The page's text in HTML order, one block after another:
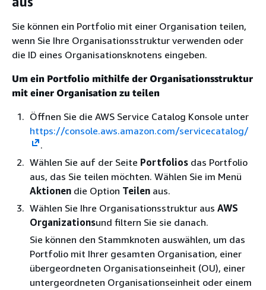
Sie können ein Portfolio mit einer Organisation teilen,
wenn Sie Ihre Organisationsstruktur verwenden oder
die ID eines Organisationsknotens eingeben.
Um ein Portfolio mithilfe der Organisationsstruktur
mit einer Organisation zu teilen
Öffnen Sie die AWS Service Catalog Konsole unter
https://console.aws.amazon.com/servicecatalog/
.
Wählen Sie auf der Seite Portfolios das Portfolio
aus, das Sie teilen möchten. Wählen Sie im Menü
Aktionen die Option Teilen aus.
Wählen Sie Ihre Organisationsstruktur aus AWS
Organizationsund filtern Sie sie danach.
Sie können den Stammknoten auswählen, um das
Portfolio mit Ihrer gesamten Organisation, einer
übergeordneten Organisationseinheit (OU), einer
untergeordneten Organisationseinheit oder einem